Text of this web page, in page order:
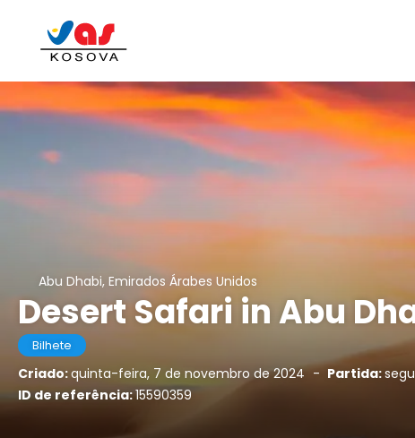
Abu Dhabi, Emirados Árabes Unidos
Desert Safari in Abu
Bilhete
Criado:quinta-feira, 7 de novembro de 2024 - Partida:
ID de referência:15590359